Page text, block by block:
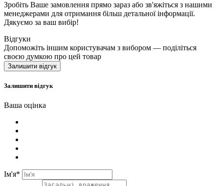
Зробіть Ваше замовлення прямо зараз або зв'яжіться з нашими
менеджерами для отримання більш детальної інформації.
Дякуємо за ваш вибір!
Відгуки
Допоможіть іншим користувачам з вибором — поділіться
своєю думкою про цей товар
Залишити відгук
Залишити відгук
Ваша оцінка
Ім'я*